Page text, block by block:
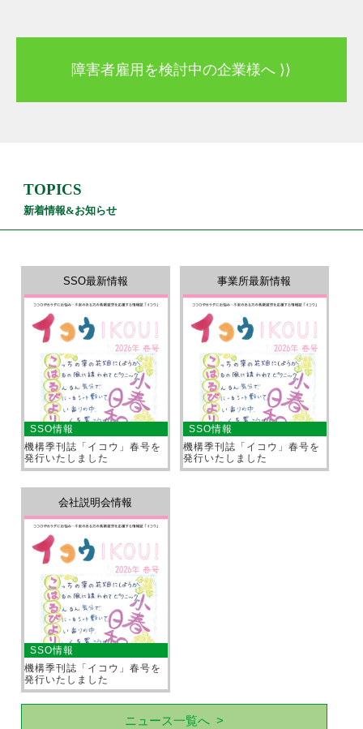
障害者雇用を検討中の企業様へ ⟩⟩
TOPICS
新着情報&お知らせ
SSO最新情報
SSO情報
機構季刊誌「イコウ」春号を
発行いたしました
事業所最新情報
SSO情報
機構季刊誌「イコウ」春号を
発行いたしました
会社説明会情報
SSO情報
機構季刊誌「イコウ」春号を
発行いたしました
ニュース一覧へ >